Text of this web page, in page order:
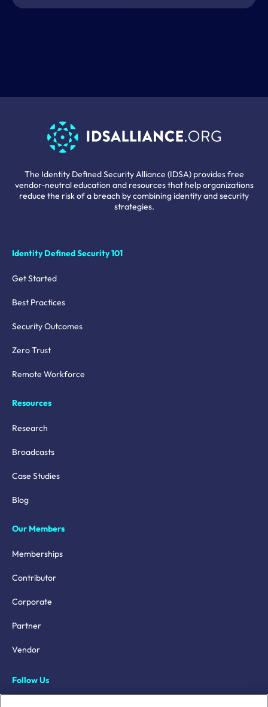
The Identity Defined Security Alliance (IDSA) provides free
vendor-neutral education and resources that help organizations
reduce the risk of a breach by combining identity and security
strategies.
Identity Defined Security 101
Get Started
Best Practices
Security Outcomes
Zero Trust
Remote Workforce
Resources
Research
Broadcasts
Case Studies
Blog
Our Members
Memberships
Contributor
Corporate
Partner
Vendor
Follow Us